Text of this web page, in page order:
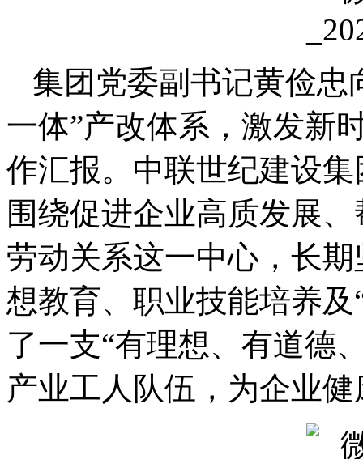
集团党委副书记黄俭忠
一体”产改体系，激发新
作汇报。中联世纪建设
围绕促进企业高质发展
劳动关系这一中心，长
想教育、职业技能培养
了一支“有理想、有道德
产业工人队伍，为企业